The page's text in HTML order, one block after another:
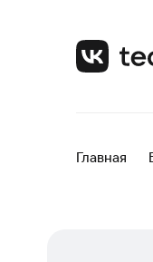
Главная